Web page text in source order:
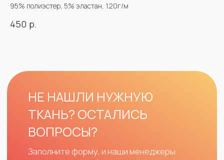
95% полиэстер, 5% эластан, 120г/м
450 р.